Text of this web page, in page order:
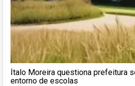
Ítalo Moreira questiona prefeitura
entorno de escolas